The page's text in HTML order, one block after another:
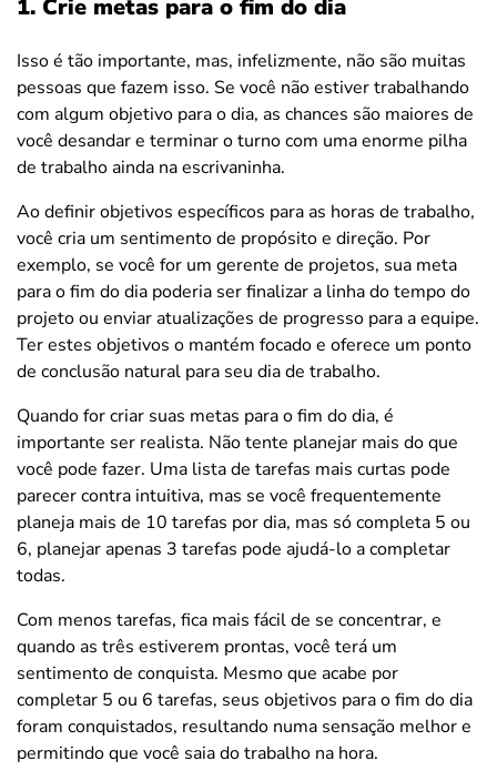
1. Crie metas para o fim do dia
Isso é tão importante, mas, infelizmente, não são muitas
pessoas que fazem isso. Se você não estiver trabalhando
com algum objetivo para o dia, as chances são maiores de
você desandar e terminar o turno com uma enorme pilha
de trabalho ainda na escrivaninha.
Ao definir objetivos específicos para as horas de trabalho,
você cria um sentimento de propósito e direção. Por
exemplo, se você for um gerente de projetos, sua meta
para o fim do dia poderia ser finalizar a linha do tempo do
projeto ou enviar atualizações de progresso para a equipe.
Ter estes objetivos o mantém focado e oferece um ponto
de conclusão natural para seu dia de trabalho.
Quando for criar suas metas para o fim do dia, é
importante ser realista. Não tente planejar mais do que
você pode fazer. Uma lista de tarefas mais curtas pode
parecer contra intuitiva, mas se você frequentemente
planeja mais de 10 tarefas por dia, mas só completa 5 ou
6, planejar apenas 3 tarefas pode ajudá-lo a completar
todas.
Com menos tarefas, fica mais fácil de se concentrar, e
quando as três estiverem prontas, você terá um
sentimento de conquista. Mesmo que acabe por
completar 5 ou 6 tarefas, seus objetivos para o fim do dia
foram conquistados, resultando numa sensação melhor e
permitindo que você saia do trabalho na hora.